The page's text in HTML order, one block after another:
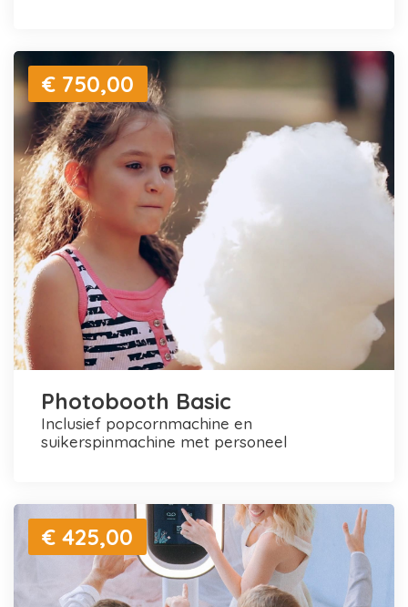
€ 750,00
Photobooth Basic
inclusief popcornmachine en
suikerspinmachine met personeel
€ 425,00